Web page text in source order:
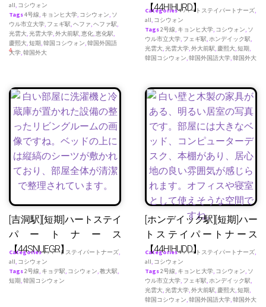
all, コシウォン
Tags4号線, キョンヒ大学, コシウォン, ソ
ウル市立大学, フェギ駅,ヘファ,ヘファ駅,
光雲大,光雲大学,外大前駅,恵化,恵化駅,
慶熙大,短期,韓国コシウォン,韓国外国語
大学,韓国外大
4
【44HIHURD】
Categories♥ ハートステイパートナーズ,
all, コシウォン
Tags2号線, キョンヒ大学, コシウォン, ソ
ウル市立大学, フェギ駅,ホンデイック駅,
光雲大,光雲大学,外大前駅, 慶熙大,短期,
韓国コシウォン,韓国外国語大学,韓国外大
[吉洞駅][短期]ハートステイ
パートナース
【44SNUEGR】
Categories♥ ハートステイパートナーズ,
all, コシウォン
Tags2号線, キョデ駅, コシウォン,教大駅,
短期,韓国コシウォン
[ホンデイック駅][短期]ハー
トステイパートナース
【44HIHUDD】
Categories♥ ハートステイパートナーズ,
all, コシウォン
Tags2号線, キョンヒ大学, コシウォン, ソ
ウル市立大学, フェギ駅,ホンデイック駅,
光雲大,光雲大学,外大前駅, 慶熙大,短期,
韓国コシウォン,韓国外国語大学,韓国外大